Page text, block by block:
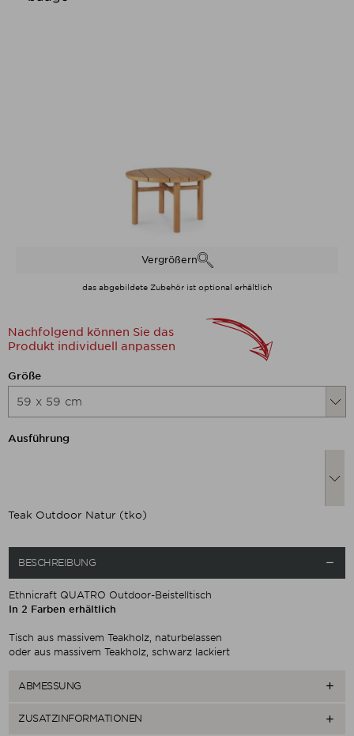
Vergrößern
das abgebildete Zubehör ist optional erhältlich
Nachfolgend können Sie das
Produkt individuell anpassen
Nachfolgend können Sie das
Größe
Nachfolgend können Sie das
Ausführung
Teak Outdoor Natur (tko)
BESCHREIBUNG 
Ethnicraft QUATRO Outdoor-Beistelltisch
In 2 Farben erhältlich
Tisch aus massivem Teakholz, naturbelassen
oder aus massivem Teakholz, schwarz lackiert
ABMESSUNG 
ZUSATZINFORMATIONEN 